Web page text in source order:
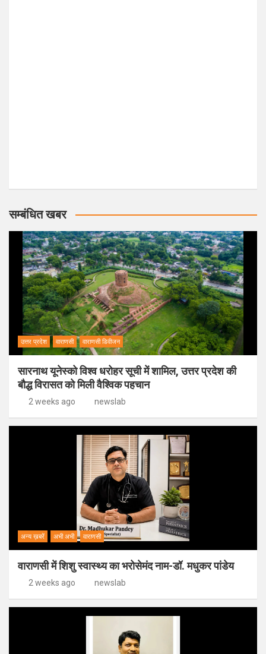
सम्बंधित खबर
उत्तर प्रदेश वाराणसी वाराणसी डिवीजन
सारनाथ यूनेस्को विश्व धरोहर सूची में शामिल, उत्तर प्रदेश की
बौद्ध विरासत को मिली वैश्विक पहचान
2 weeks ago newslab
अन्य ख़बरें अभी अभी वाराणसी
वाराणसी में शिशु स्वास्थ्य का भरोसेमंद नाम-डॉ. मधुकर पांडेय
2 weeks ago newslab